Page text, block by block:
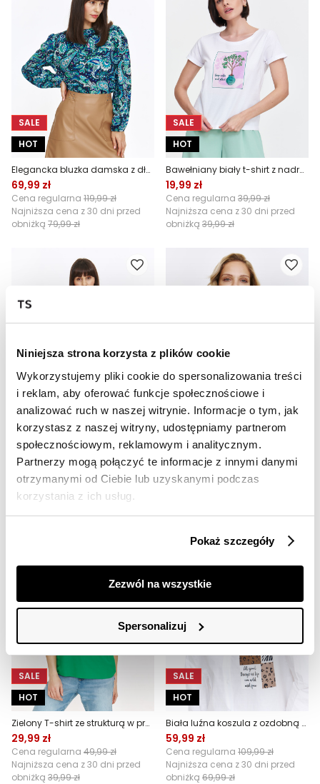
Niniejsza strona korzysta z plików cookie
Wykorzystujemy pliki cookie do spersonalizowania treści
i reklam, aby oferować funkcje społecznościowe i
analizować ruch w naszej witrynie. Informacje o tym, jak
korzystasz z naszej witryny, udostępniamy partnerom
społecznościowym, reklamowym i analitycznym.
Partnerzy mogą połączyć te informacje z innymi danymi
otrzymanymi od Ciebie lub uzyskanymi podczas
korzystania z ich usług.
Pokaż szczegóły
Zezwól na wszystkie
Spersonalizuj
SALE
HOT
Elegancka bluzka damska z długim rękawem
69,99 zł
Cena regularna 119,99 zł
Najniższa cena z 30 dni przed
obniżką 79,99 zł
SALE
HOT
Bawełniany biały t-shirt z nadrukiem
19,99 zł
Cena regularna 39,99 zł
Najniższa cena z 30 dni przed
obniżką 39,99 zł
SALE
Jasnobrązowa koszula z drobnym nadrukiem
39,99 zł
Cena regularna 69,99 zł
Najniższa cena z 30 dni przed
obniżką49,99 zł
SALE
HOT
29,99 zł
Cena regularna59,99 zł
Najniższa cena z 30 dni przed
SALE
HOT
Zielony T-shirt ze strukturą w prążek
29,99 zł
Cena regularna 49,99 zł
Najniższa cena z 30 dni przed
obniżką 39,99 zł
SALE
HOT
Biała luźna koszula z ozdobną kieszenią
59,99 zł
Cena regularna 109,99 zł
Najniższa cena z 30 dni przed
obniżką 69,99 zł